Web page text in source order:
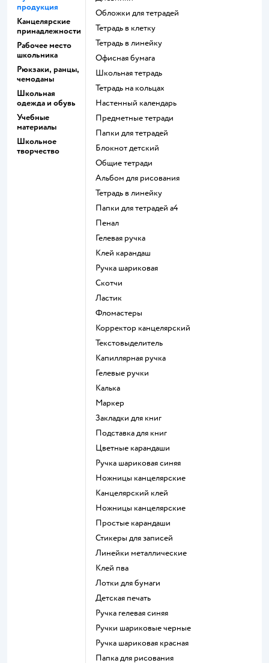
продукция
Канцелярские
принадлежности
Рабочее место
школьника
Рюкзаки, ранцы,
чемоданы
Школьная
одежда и обувь
Учебные
материалы
Школьное
творчество
Обложки для тетрадей
Тетрадь в клетку
Тетрадь в линейку
Офисная бумага
Школьная тетрадь
Тетрадь на кольцах
Настенный календарь
Предметные тетради
Папки для тетрадей
Блокнот детский
Общие тетради
Альбом для рисования
Тетрадь в линейку
Папки для тетрадей а4
Пенал
Гелевая ручка
Клей карандаш
Ручка шариковая
Скотчи
Ластик
Фломастеры
Корректор канцелярский
Текстовыделитель
Капиллярная ручка
Гелевые ручки
Калька
Маркер
Закладки для книг
Подставка для книг
Цветные карандаши
Ручка шариковая синяя
Ножницы канцелярские
Канцелярский клей
Ножницы канцелярские
Простые карандаши
Стикеры для записей
Линейки металлические
Клей пва
Лотки для бумаги
Детская печать
Ручка гелевая синяя
Ручки шариковые черные
Ручка шариковая красная
Папка для рисования